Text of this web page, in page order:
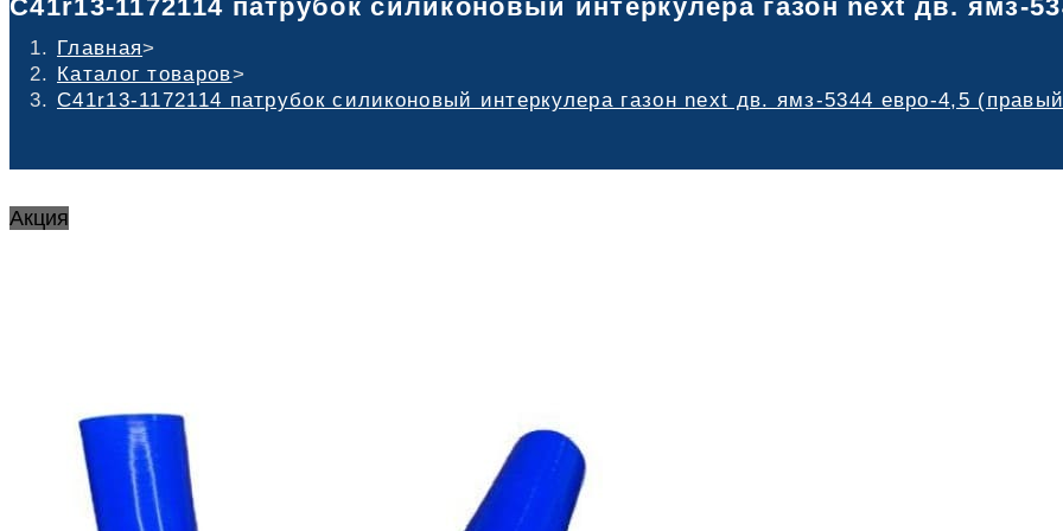
C41r13-1172114 патрубок силиконовый интеркулера газон next дв. ямз-
Главная>
Каталог товаров>
C41r13-1172114 патрубок силиконовый интеркулера газон next дв. ямз-5344 евро-4,5 (правый
Акция